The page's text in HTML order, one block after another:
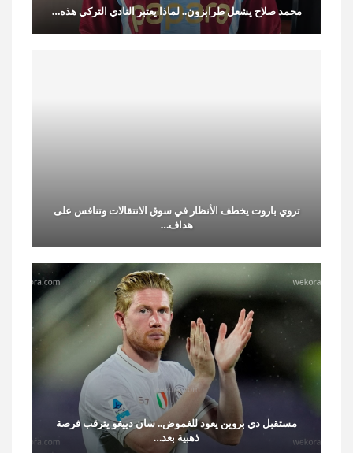
محمد صلاح يشعل طرابزون.. لماذا يعتبر النادي التركي هذه…
تروي باروت يخطف الأنظار في سوق الانتقالات وتنافس على
هداف…
مستقبل دي بروين يعود للغموض.. سان دييغو يترقب فرصة
ذهبية بعد…